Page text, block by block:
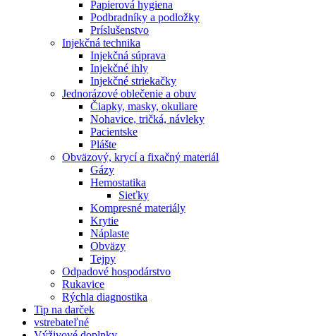
Papierová hygiena
Podbradníky a podložky
Príslušenstvo
Injekčná technika
Injekčná súprava
Injekčné ihly
Injekčné striekačky
Jednorázové oblečenie a obuv
Čiapky, masky, okuliare
Nohavice, tričká, návleky
Pacientske
Plášte
Obväzový, krycí a fixačný materiál
Gázy
Hemostatika
Sieťky
Kompresné materiály
Krytie
Náplaste
Obväzy
Tejpy
Odpadové hospodárstvo
Rukavice
Rýchla diagnostika
Tip na darček
vstrebateľné